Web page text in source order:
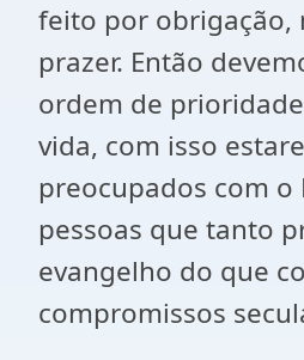
feito por obrigação,
prazer. Então
ordem de
vida, com isso
preocupados com o
pessoas que tanto
evangelho do que
compromissos